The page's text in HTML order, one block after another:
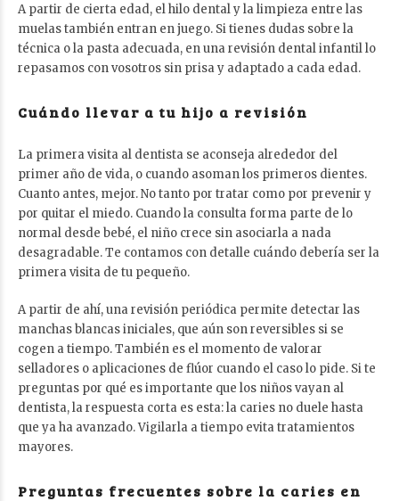
A partir de cierta edad, el hilo dental y la limpieza entre las
muelas también entran en juego. Si tienes dudas sobre la
técnica o la pasta adecuada, en unarevisión dental infantillo
repasamos con vosotros sin prisa y adaptado a cada edad.
Cuándo llevar a tu hijo a revisión
La primera visita al dentista se aconseja alrededor del
primer año de vida, o cuando asoman los primeros dientes.
Cuanto antes, mejor. No tanto por tratar como por prevenir y
por quitar el miedo. Cuando la consulta forma parte de lo
normal desde bebé, el niño crece sin asociarla a nada
desagradable. Te contamos con detalle cuándo debería ser la
primera visita de tu pequeño.
A partir de ahí, una revisión periódica permite detectar las
manchas blancas iniciales, que aún son reversibles si se
cogen a tiempo. También es el momento de valorar
selladores o aplicaciones de flúor cuando el caso lo pide. Si te
preguntas por qué es importante que los niños vayan al
dentista, la respuesta corta es esta: la caries no duele hasta
que ya ha avanzado. Vigilarla a tiempo evita tratamientos
mayores.
Preguntas frecuentes sobre la caries en